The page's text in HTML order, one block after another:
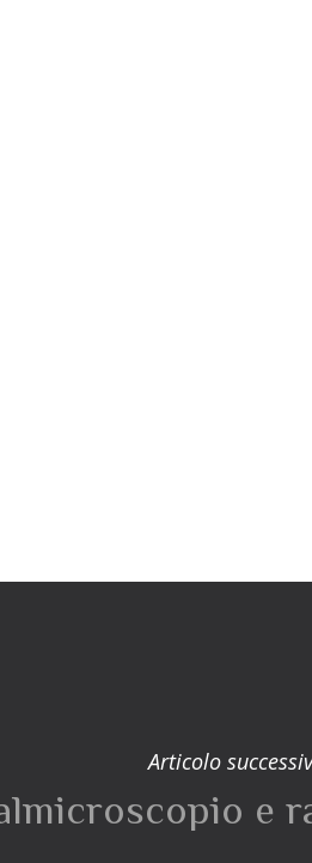
Articolo
e